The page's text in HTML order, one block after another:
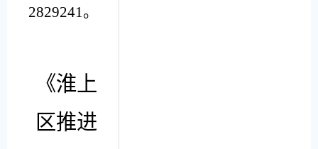
2829241 。
《淮上
区推进